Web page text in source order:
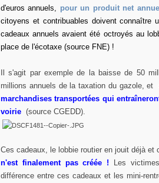
d'euros annuels, pour un produit net
citoyens et contribuables doivent
cadeaux annuels avaient été octroyés au
place de l'écotaxe (source FNE) !
Il s'agit par exemple de la baisse de 50
millions annuels de la taxation du gazole, et
marchandises transportées qui
voirie (source CGEDD).
Ces cadeaux, le lobbie routier en jouit déjà et
n'est finalement pas créée ! Les
différence entre ces cadeaux et les mini-